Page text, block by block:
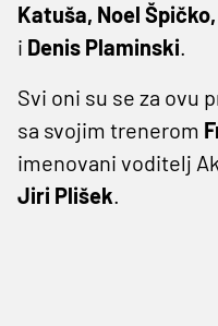
Katuša, Noel
i Denis Plaminski.
Svi oni su se za ovu
sa svojim trenerom
imenovani voditelj
Jiri Plišek.